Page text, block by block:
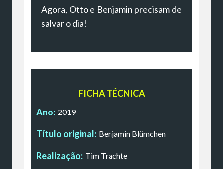
Agora, Otto e Benjamin precisam de
salvar o dia!
FICHA TÉCNICA
Ano: 2019
Título original: Benjamin Blümchen
Realização: Tim Trachte